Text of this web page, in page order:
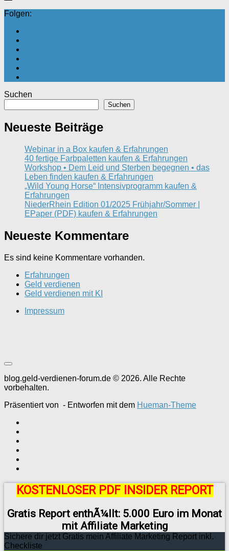
Folgen:
Suchen
Suchen
Neueste Beiträge
Webinar in a Box kaufen & Erfahrungen
40 fertige Farbpaletten kaufen & Erfahrungen
Workshop • Dem Leid und Sterben begegnen • das
Leben finden kaufen & Erfahrungen
„Wild Young Horse“ Intensivprogramm kaufen &
Erfahrungen
NiederRhein Edition 01/2025 Frühjahr/Sommer |
EPaper (PDF) kaufen & Erfahrungen
Neueste Kommentare
Es sind keine Kommentare vorhanden.
Erfahrungen
Geld verdienen
Geld verdienen mit KI
Impressum
blog.geld-verdienen-forum.de © 2026. Alle Rechte
vorbehalten.
Präsentiert von - Entworfen mit dem Hueman-Theme
KOSTENLOSER PDF INSIDER REPORT
Gratis Report enthÃ¼llt: 5.000 Euro im Monat
mit Affiliate Marketing
Sichere dir jetzt Gratis mein Affiliate Marketing Report inkl.
Checkliste